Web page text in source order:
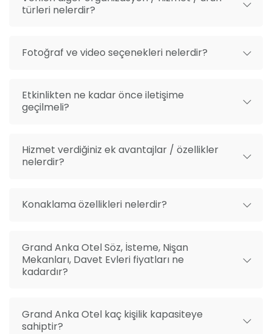
türleri nelerdir?
Fotoğraf ve video seçenekleri nelerdir?
Etkinlikten ne kadar önce iletişime
geçilmeli?
Hizmet verdiğiniz ek avantajlar / özellikler
nelerdir?
Konaklama özellikleri nelerdir?
Grand Anka Otel Söz, İsteme, Nişan
Mekanları, Davet Evleri fiyatları ne
kadardır?
Grand Anka Otel kaç kişilik kapasiteye
sahiptir?